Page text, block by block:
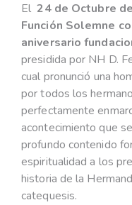
El 24 de Octubre
Función Solemne
aniversario
presidida por NH D.
cual pronunció una
por todos los
perfectamente
acontecimiento que
profundo contenido
espiritualidad a los
historia de la
catequesis.